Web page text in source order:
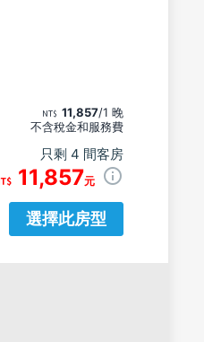
11,857/1 晚
不含稅金和服務費
只剩 4 間客房
11,857元
選擇此房型